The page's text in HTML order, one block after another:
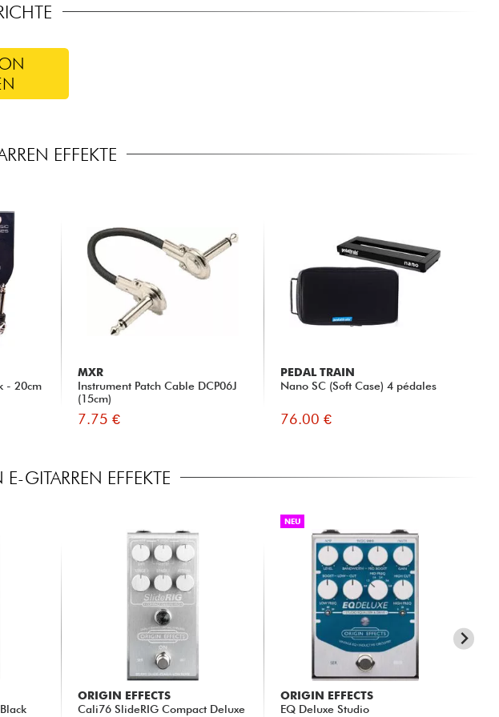
EFFEKTE
- 20cm
MXR
Instrument Patch Cable DCP06J
(15cm)
7.75 €
PEDAL TRAIN
Nano SC (Soft Case) 4 pédales
76.00 €
GITARREN EFFEKTE
ORIGIN EFFECTS
Cali76 SlideRIG Compact Deluxe
NEU
ORIGIN EFFECTS
EQ Deluxe Studio